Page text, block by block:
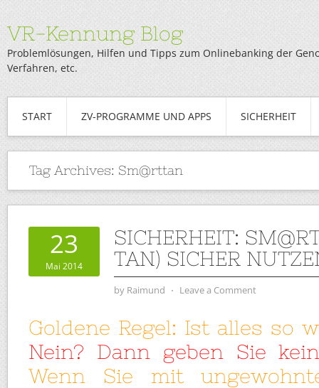
VR-Kennung Blog
Problemlösungen, Hilfen und Tipps zum Onlinebanking der
Verfahren, etc.
START ZV-PROGRAMME UND APPS SICHERHEIT
Tag Archives: Sm@rttan
23
Mai 2014
SICHERHEIT:
TAN) SICHER
by Raimund ⋅ Leave a Comment
Goldene Regel: Ist alles so
Nein? Dann geben Sie
Wenn Sie mit